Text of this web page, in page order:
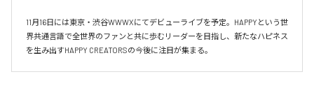
11月16日には東京・渋谷WWWXにてデビューライブを予定。HAPPYという世
界共通言語で全世界のファンと共に歩むリーダーを目指し、新たなハピネス
を生み出すHAPPY CREATORSの今後に注目が集まる。